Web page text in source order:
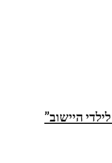
היישוב”